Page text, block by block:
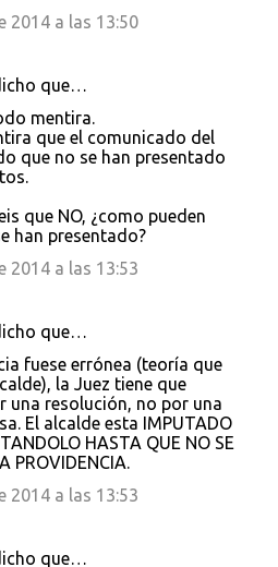
2014 a las 13:50
que…
mentira.
que el comunicado del
que no se han presentado
que NO, ¿como pueden
han presentado?
2014 a las 13:53
que…
fuese errónea (teoría que
la Juez tiene que
una resolución, no por una
El alcalde esta IMPUTADO
HASTA QUE NO SE
PROVIDENCIA.
2014 a las 13:53
que…